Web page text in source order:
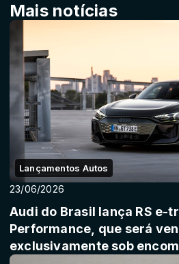
Mais notícias
Lançamentos Autos
23/06/2026
Audi do Brasil lança RS e-
Performance, que será
exclusivamente sob